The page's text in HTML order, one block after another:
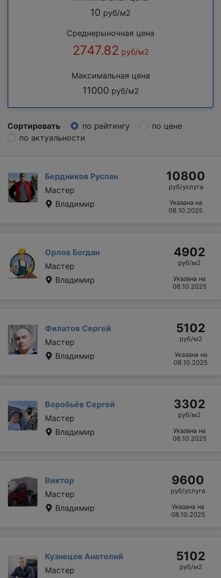
10 руб/м2
Среднерыночная цена
2747.82 руб/м2
Максимальная цена
11000 руб/м2
Сортировать по рейтингу
по цене
по актуальности
Бердников Руслан
Мастер
Владимир
10800
руб/услуга
Указана на
08.10.2025
Орлов Богдан
Мастер
Владимир
4902
руб/м2
Указана на
08.10.2025
Филатов Сергей
Мастер
Владимир
5102
руб/м2
Указана на
08.10.2025
Воробьёв Сергей
Мастер
Владимир
3302
руб/м2
Указана на
08.10.2025
Виктор
Мастер
Владимир
9600
руб/услуга
Указана на
08.10.2025
Кузнецов Анатолий
Мастер
5102
руб/м2